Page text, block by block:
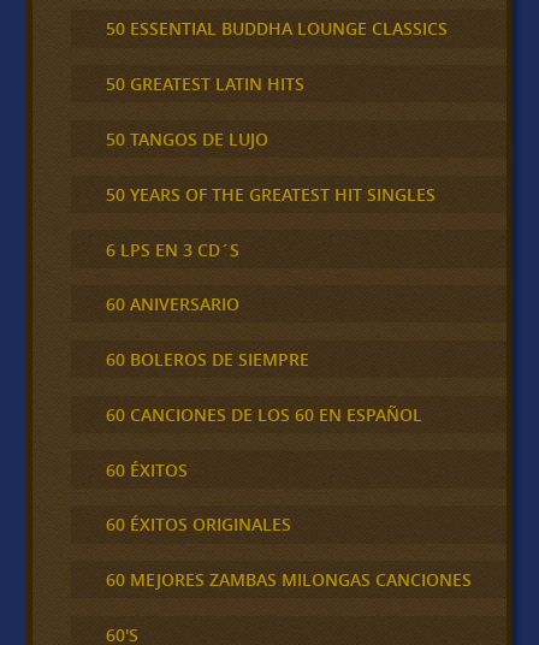
50 ESSENTIAL BUDDHA LOUNGE CLASSICS
50 GREATEST LATIN HITS
50 TANGOS DE LUJO
50 YEARS OF THE GREATEST HIT SINGLES
6 LPS EN 3 CD´S
60 ANIVERSARIO
60 BOLEROS DE SIEMPRE
60 CANCIONES DE LOS 60 EN ESPAÑOL
60 ÉXITOS
60 ÉXITOS ORIGINALES
60 MEJORES ZAMBAS MILONGAS CANCIONES
60'S